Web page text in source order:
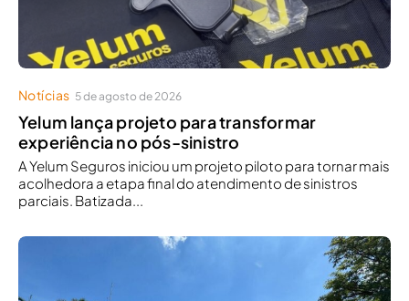
Notícias 5 de agosto de 2026
Yelum lança projeto para transformar
experiência no pós-sinistro
A Yelum Seguros iniciou um projeto piloto para tornar mais
acolhedora a etapa final do atendimento de sinistros
parciais. Batizada...